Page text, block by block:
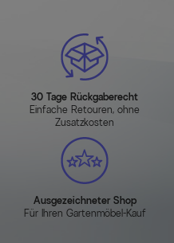
30 Tage Rückgaberecht
Einfache Retouren, ohne
Zusatzkosten
Ausgezeichneter Shop
Für Ihren Gartenmöbel-Kauf